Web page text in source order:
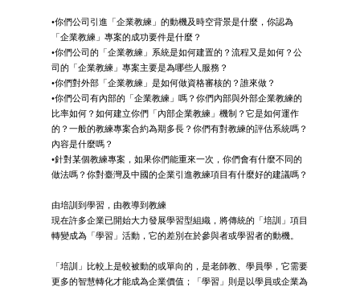
•你們公司引進「企業教練」的動機及時空背景是什麼，你認為
「企業教練」專案的成功要件是什麼？
•你們公司的「企業教練」系統是如何建置的？流程又是如何？公
司的「企業教練」專案主要是為哪些人服務？
•你們對外部「企業教練」是如何做資格審核的？誰來做？
•你們公司有內部的「企業教練」嗎？你們內部與外部企業教練的
比率如何？如何建立你們「內部企業教練」機制？它是如何運作
的？一般的教練專案合約為期多長？你們有對教練的評估系統嗎？
內容是什麼嗎？
•針對某個教練專案，如果你們能重來一次，你們會有什麼不同的
做法嗎？你對臺灣及中國的企業引進教練項目有什麼好的建議嗎？
由培訓到學習，由教導到教練
現在許多企業已開始大力發展學習型組織，將傳統的「培訓」項目
轉變成為「學習」活動，它的差別在於參與者或學習者的動機。
「培訓」比較上是較被動的或單向的，是老師教、學員學，它需要
更多的智慧轉化才能成為企業價值；「學習」則是以學員或企業為